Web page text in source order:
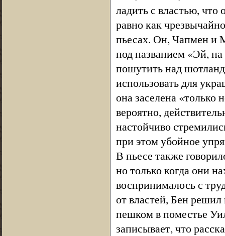
ладить с властью, что
равно как
пьесах. Он, Чапмен и
под названием «Эй,
пошутить над
использовать для
она заселена
вероятно,
настойчиво
при этом убойное
В пьесе также
но только когда они
воспринималось с
от властей, Бен
пешком в поместье
записывает, что